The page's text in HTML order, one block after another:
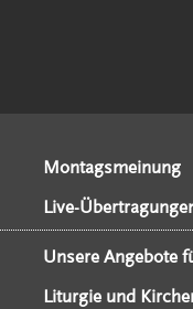
Montagsmeinung
Live-
Unsere Angebote
Liturgie und